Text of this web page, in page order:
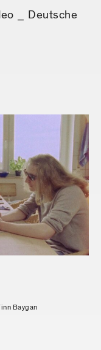
_ Deutsche
Baygan